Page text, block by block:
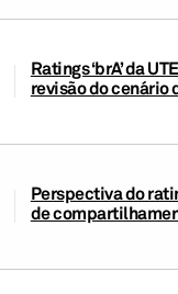
Ratings ‘brA’ da
revisão do cenário
Perspectiva do
de